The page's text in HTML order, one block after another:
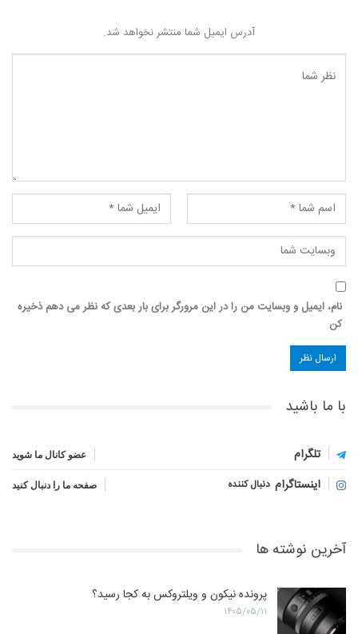
آدرس ایمیل شما منتشر نخواهد شد.
نام، ایمیل و وبسایت من را در این مرورگر برای بار بعدی که نظر می دهم ذخیره
کن
با ما باشید
تلگرام عضو کانال ما شوید
اینستاگرام دنبال کننده صفحه ما را دنبال کنید
آخرین نوشته ها
پرونده نیکون و ویلتروکس به کجا رسید؟
۱۴۰۵/۰۵/۱۱